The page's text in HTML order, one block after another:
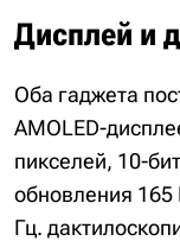
Дисплей и
Оба гаджета
AMOLED-
пикселей, 10-
обновления 165
Гц.